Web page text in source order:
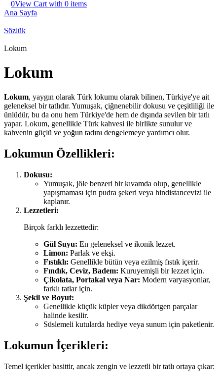
0View Cart with 0 items
Ana Sayfa
Sözlük
Lokum
Lokum
Lokum, yaygın olarak Türk lokumu olarak bilinen, Türkiye'ye ait
geleneksel bir tatlıdır. Yumuşak, çiğnenebilir dokusu ve çeşitliliği ile
ünlüdür, bu da onu hem Türkiye'de hem de dışında sevilen bir tatlı
yapar. Lokum, genellikle Türk kahvesi ile birlikte sunulur ve
kahvenin güçlü ve yoğun tadını dengelemeye yardımcı olur.
Lokumun Özellikleri:
Dokusu:
Yumuşak, jöle benzeri bir kıvamda olup, genellikle
yapışmaması için pudra şekeri veya hindistancevizi ile
kaplanır.
Lezzetleri:
Birçok farklı lezzettedir:
Gül Suyu: En geleneksel ve ikonik lezzet.
Limon: Parlak ve ekşi.
Fıstıklı: Genellikle bütün veya ezilmiş fıstık içerir.
Fındık, Ceviz, Badem: Kuruyemişli bir lezzet için.
Çikolata, Portakal veya Nar: Modern varyasyonlar,
farklı tatlar için.
Şekil ve Boyut:
Genellikle küçük küpler veya dikdörtgen parçalar
halinde kesilir.
Süslemeli kutularda hediye veya sunum için paketlenir.
Lokumun İçerikleri:
Temel içerikler basittir, ancak zengin ve lezzetli bir tatlı ortaya çıkar: